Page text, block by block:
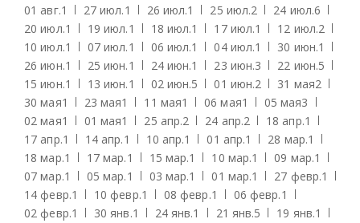
01 авг.1 27 июл.1 26 июл.1 25 июл.2 24 июл.6
20 июл.1 19 июл.1 18 июл.1 17 июл.1 12 июл.2
10 июл.1 07 июл.1 06 июл.1 04 июл.1 30 июн.1
26 июн.1 25 июн.1 24 июн.1 23 июн.3 22 июн.5
15 июн.1 13 июн.1 02 июн.5 01 июн.2 31 мая2
30 мая1 23 мая1 11 мая1 06 мая1 05 мая3
02 мая1 01 мая1 25 апр.2 24 апр.2 18 апр.1
17 апр.1 14 апр.1 10 апр.1 01 апр.1 28 мар.1
18 мар.1 17 мар.1 15 мар.1 10 мар.1 09 мар.1
07 мар.1 05 мар.1 03 мар.1 01 мар.1 27 февр.1
14 февр.1 10 февр.1 08 февр.1 06 февр.1
02 февр.1 30 янв.1 24 янв.1 21 янв.5 19 янв.1